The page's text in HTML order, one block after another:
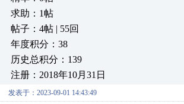
求助：1帖
帖子：4帖 | 55回
年度积分：38
历史总积分：139
注册：2018年10月31日
发表于：2023-09-01 14:43:49